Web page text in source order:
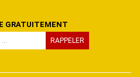
GRATUITEMENT